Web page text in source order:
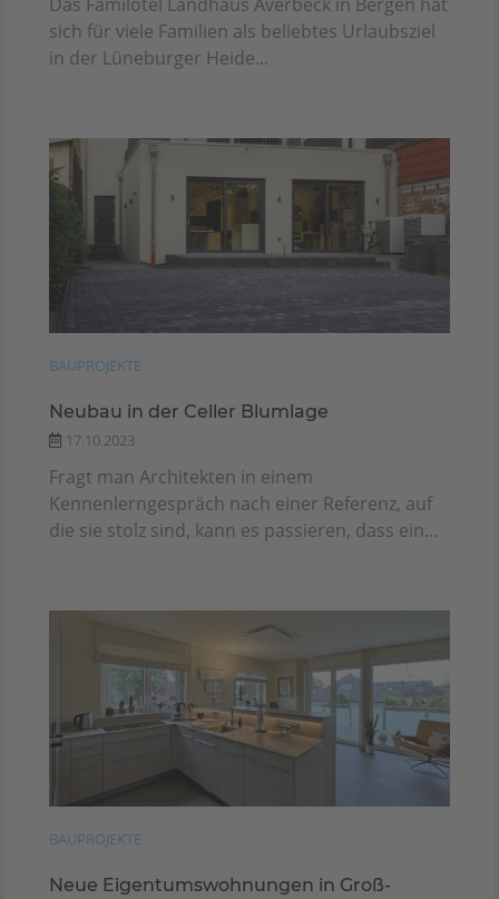
sich für viele Familien als beliebtes Urlaubsziel
in der Lüneburger Heide...
BAUPROJEKTE
Neubau in der Celler Blumlage
17.10.2023
Fragt man Architekten in einem
Kennenlerngespräch nach einer Referenz, auf
die sie stolz sind, kann es passieren, dass ein...
BAUPROJEKTE
Neue Eigentumswohnungen in Groß-